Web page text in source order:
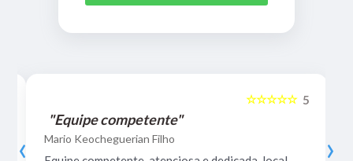
5
☆☆☆☆☆
"Equipe competente"
Mario Keocheguerian Filho
‹ ›